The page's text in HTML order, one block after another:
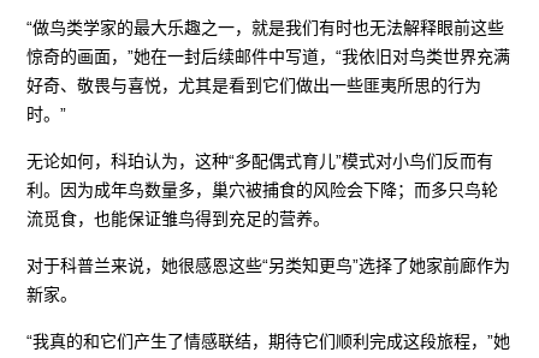
“做鸟类学家的最大乐趣之一，就是我们有时也无法解释眼前这些
惊奇的画面，”她在一封后续邮件中写道，“我依旧对鸟类世界充满
好奇、敬畏与喜悦，尤其是看到它们做出一些匪夷所思的行为
时。”
无论如何，科珀认为，这种“多配偶式育儿”模式对小鸟们反而有
利。因为成年鸟数量多，巢穴被捕食的风险会下降；而多只鸟轮
流觅食，也能保证雏鸟得到充足的营养。
对于科普兰来说，她很感恩这些“另类知更鸟”选择了她家前廊作为
新家。
“我真的和它们产生了情感联结，期待它们顺利完成这段旅程，”她